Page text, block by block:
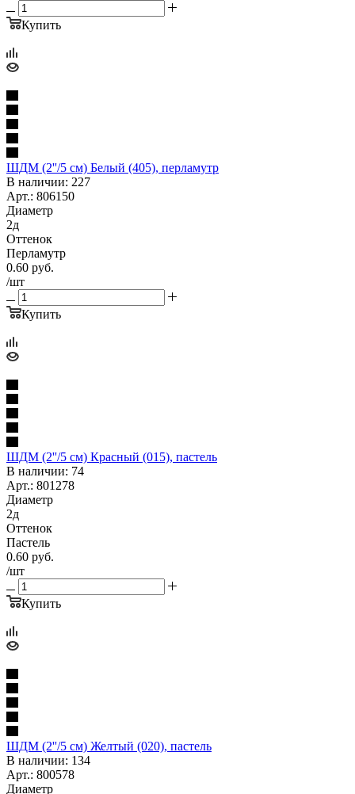
Купить
ШДМ (2''/5 см) Белый (405), перламутр
В наличии: 227
Арт.: 806150
Диаметр
2д
Оттенок
Перламутр
0.60 руб.
/шт
Купить
ШДМ (2''/5 см) Красный (015), пастель
В наличии: 74
Арт.: 801278
Диаметр
2д
Оттенок
Пастель
0.60 руб.
/шт
Купить
ШДМ (2''/5 см) Желтый (020), пастель
В наличии: 134
Арт.: 800578
Диаметр